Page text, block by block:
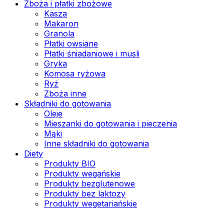
Zboża i płatki zbożowe
Kasza
Makaron
Granola
Płatki owsiane
Płatki śniadaniowe i musli
Gryka
Komosa ryżowa
Ryż
Zboża inne
Składniki do gotowania
Oleje
Mieszanki do gotowania i pieczenia
Mąki
Inne składniki do gotowania
Diety
Produkty BIO
Produkty wegańskie
Produkty bezglutenowe
Produkty bez laktozy
Produkty wegetariańskie